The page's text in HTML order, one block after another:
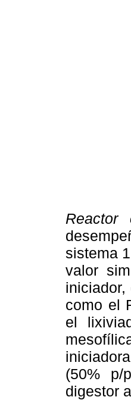
Reactor
sistema
valor
como el
el
(50% p/
digestor